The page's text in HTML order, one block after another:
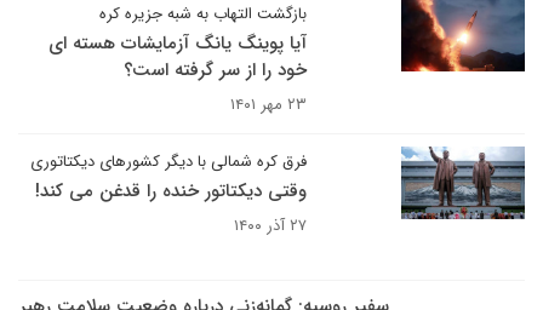
بازگشت التهاب به شبه جزیره کره
آیا پوینگ یانگ آزمایشات هسته ای
خود را از سر گرفته است؟
۲۳ مهر ۱۴۰۱
فرق کره شمالی با دیگر کشورهای دیکتاتوری
وقتی دیکتاتور خنده را قدغن می کند!
۲۷ آذر ۱۴۰۰